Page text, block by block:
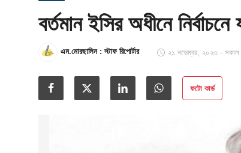
ডিসক্লেমারবর্তমান ইসির অধীনে
এম.মোরছালিন : স্টাফ রিপোর্টার ২১ নভেম্বর, ২০২৩ -
ফটো কার্ড